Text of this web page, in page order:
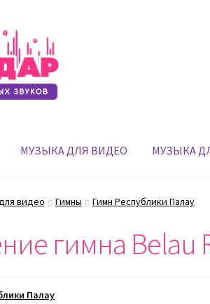
МУЗЫКА ДЛЯ ВИДЕО МУЗЫКА
видео Гимны Гимн Республики Палау
гимна Belau
Палау